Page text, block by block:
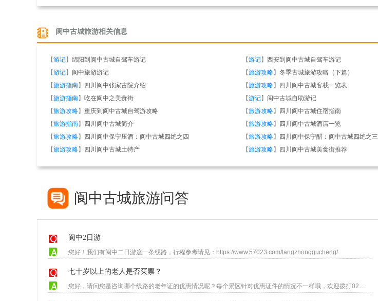
阆中古城旅游相关信息
【游记】 绵阳到阆中古城自驾车游记 【游记】 西安到阆中古城自驾车游记
【游记】 阆中旅游游记 【旅游攻略】 冬季古城旅游攻略（下篇）
【旅游指南】 四川阆中张家古院介绍 【旅游攻略】 四川阆中古城客栈一览表
【旅游指南】 吃在阆中之美食街 【游记】 阆中古城自助游记
【旅游攻略】 重庆到阆中古城自驾游攻略 【旅游攻略】 四川阆中古城住宿指南
【旅游指南】 四川阆中古城简介 【旅游攻略】 四川阆中古城酒店一览
【旅游攻略】 四川阆中保宁压酒：阆中古城四绝之四 【旅游攻略】 四川阆中保宁醋：阆中古城四绝之三
【旅游攻略】 四川阆中古城土特产 【旅游攻略】 四川阆中古城美食街推荐
阆中古城旅游问答
阆中2日游
您好！我们有阆中二日游这一条线路，行程参考请见：https://www.57023.com/langzhonggucheng/
七十岁以上的老人是否买票？
您好，请问您是咨询哪个线路的老年证的优惠情况呢？每个景区针对优惠证件的情况不一样哦，欢迎拨打023-86915123详细咨询，或者留下您的联系方式，我社客服人员尽快联系您，非常感谢您对我社的关注！